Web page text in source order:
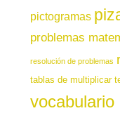
pictogramas
problemas
resolución de problemas
tablas de multiplicar
vocabulario